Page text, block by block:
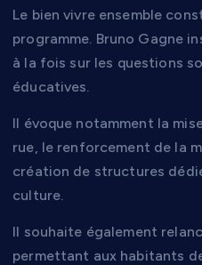
Le bien vivre ensemble
programme. Bruno Gagne
à la fois sur les questions
éducatives.
Il évoque notamment la
rue, le renforcement de la
création de structures
culture.
Il souhaite également
permettant aux habitants